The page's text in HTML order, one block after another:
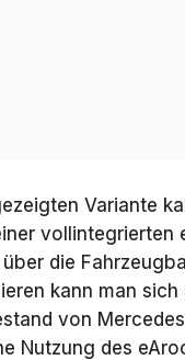
Variante
vollintegrierten
die
kann man sich
von
Nutzung des